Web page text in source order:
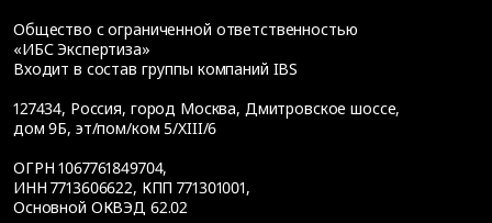
Общество с ограниченной ответственностью
«ИБС Экспертиза»
Входит в состав группы компаний IBS
127434, Россия, город Москва, Дмитровское шоссе,
дом 9Б, эт/пом/ком 5/XIII/6
ОГРН 1067761849704,
ИНН 7713606622, КПП 771301001,
Основной ОКВЭД 62.02